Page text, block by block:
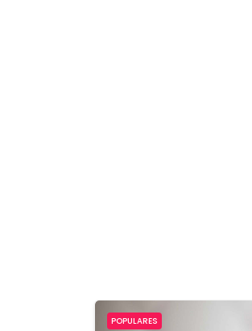
POPULARES